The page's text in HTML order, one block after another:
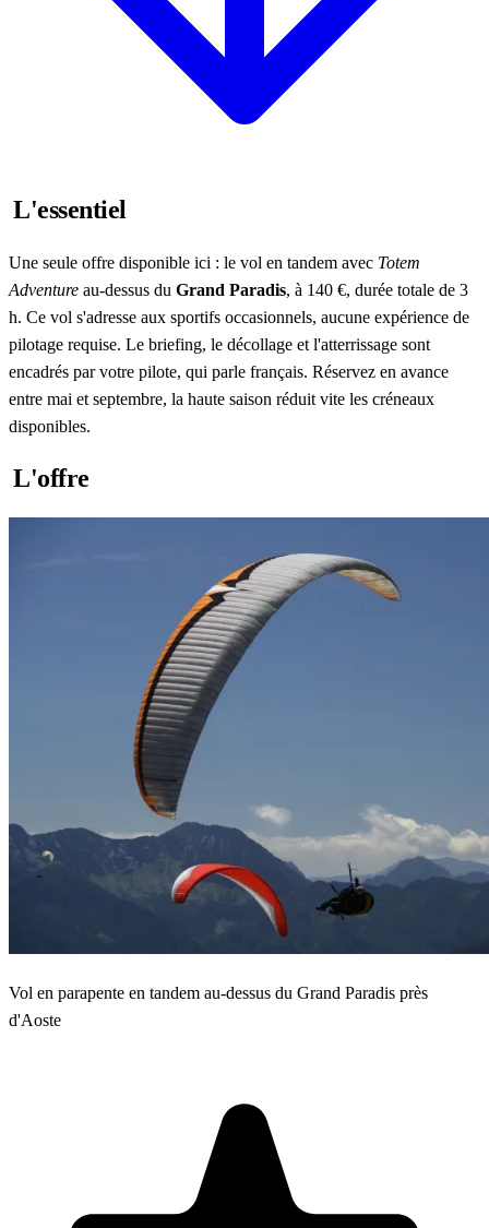
L'essentiel
Une seule offre disponible ici : le vol en tandem avec Totem
Adventure au-dessus du Grand Paradis, à 140 €, durée totale de 3
h. Ce vol s'adresse aux sportifs occasionnels, aucune expérience de
pilotage requise. Le briefing, le décollage et l'atterrissage sont
encadrés par votre pilote, qui parle français. Réservez en avance
entre mai et septembre, la haute saison réduit vite les créneaux
disponibles.
L'offre
Vol en parapente en tandem au-dessus du Grand Paradis près
d'Aoste